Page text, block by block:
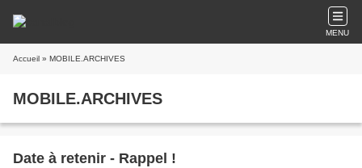
MENU
Accueil » MOBILE.ARCHIVES
MOBILE.ARCHIVES
Date à retenir - Rappel !